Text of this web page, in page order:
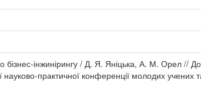
бізнес-інжинірингу / Д. Я. Яніцька, А. М. Орел //
практичної конференції молодих учених